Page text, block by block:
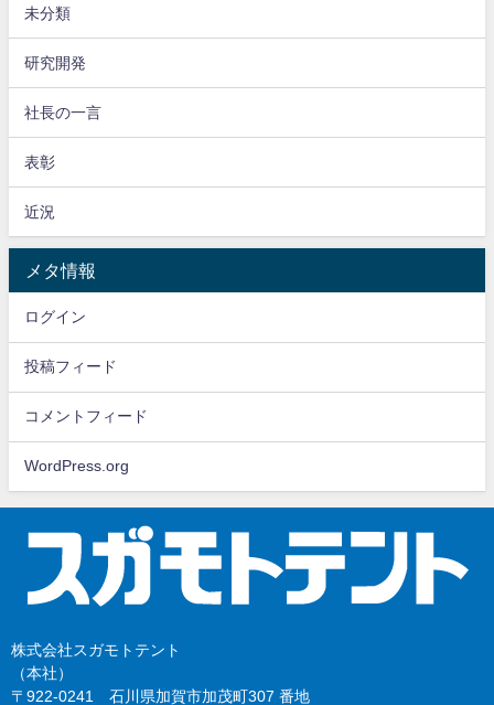
未分類
研究開発
社長の一言
表彰
近況
メタ情報
ログイン
投稿フィード
コメントフィード
WordPress.org
株式会社スガモトテント
（本社）
〒922-0241 石川県加賀市加茂町307 番地